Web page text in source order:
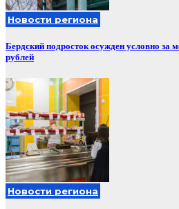
Новости региона
Бердский подросток осужден условно за
рублей
Новости региона